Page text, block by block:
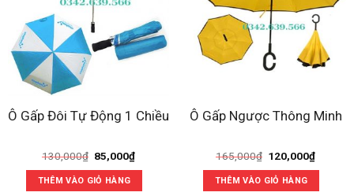
Ô Gấp Đôi Tự Động 1 Chiều
130,000₫ Giá
gốc
là:
130,000₫.
85,000₫Giá
THÊM VÀO GIỎ HÀNG
Ô Gấp Ngược Thông Minh
165,000₫ Giá
là:
165,000₫.
120,000₫Giá
THÊM VÀO GIỎ HÀNG